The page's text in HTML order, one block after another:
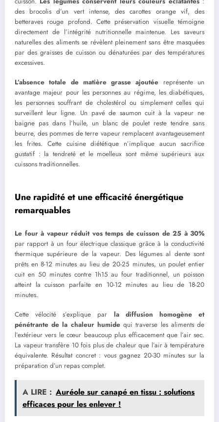
des brocolis d’un vert intense, des carottes orange vif, des
betteraves rouge profond. Cette préservation visuelle témoigne
directement de l’intégrité nutritionnelle maintenue. Les saveurs
naturelles des aliments se révèlent pleinement sans être masquées
par des graisses de cuisson ou dénaturées par des températures
excessives.
L’absence totale de matière grasse ajoutée représente un
avantage majeur pour les personnes au régime, les diabétiques,
les personnes souffrant de cholestérol ou simplement celles qui
surveillent leur ligne. Un pavé de saumon cuit à la vapeur ne
baigne pas dans l’huile, un blanc de poulet reste tendre sans
beurre, des pommes de terre vapeur remplacent avantageusement
les frites. Cette cuisine diététique n’implique aucun sacrifice
gustatif : la tendreté et le moelleux sont même supérieurs aux
cuissons traditionnelles.
Une rapidité et une efficacité énergétique
remarquables
Le four à vapeur réduit vos temps de cuisson de 25 à 30%
par rapport à un four électrique classique grâce à la conductivité
thermique supérieure de la vapeur. Des légumes al dente sont
prêts en 8-12 minutes au lieu de 20-25 minutes, un poulet entier
cuit en 50 minutes contre 1h15 au four traditionnel, un poisson
atteint la cuisson parfaite en 10-12 minutes au lieu de 18-20
minutes.
Cette vélocité s’explique par la diffusion homogène et
pénétrante de la chaleur humidequi traverse les aliments de
l’extérieur vers le cœur beaucoup plus efficacement que l’air sec.
La vapeur transfère 10 fois plus de chaleur que l’air à température
équivalente. Résultat concret : vous gagnez 20-30 minutes sur la
préparation d’un repas complet.
A LIRE : Auréole sur canapé en tissu : solutions
efficaces pour les enlever !